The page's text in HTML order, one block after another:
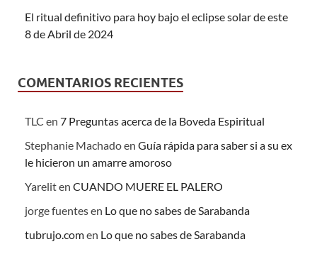
El ritual definitivo para hoy bajo el eclipse solar de este
8 de Abril de 2024
COMENTARIOS RECIENTES
TLC en 7 Preguntas acerca de la Boveda Espiritual
Stephanie Machadoen Guía rápida para saber si a su ex
le hicieron un amarre amoroso
Yareliten CUANDO MUERE EL PALERO
jorge fuentesen Lo que no sabes de Sarabanda
tubrujo.comen Lo que no sabes de Sarabanda